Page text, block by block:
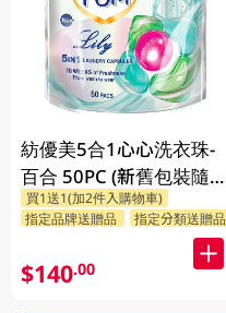
紡優美5合1心心洗衣珠-
百合 50PC (新舊包裝隨機
發送)
買1送1(加2件入購物車)
指定品牌送贈品
指定分類送贈品
$140.00